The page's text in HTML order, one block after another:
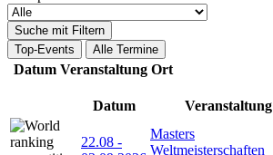
Suche mit Filtern
Top-Events
Alle Termine
Datum Veranstaltung Ort
Datum Veranstaltung
22.08 -
Masters
Weltmeisterschaften